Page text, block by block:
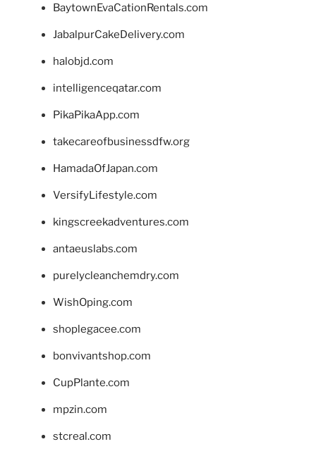
BaytownEvaCationRentals.com
JabalpurCakeDelivery.com
halobjd.com
intelligenceqatar.com
PikaPikaApp.com
takecareofbusinessdfw.org
HamadaOfJapan.com
VersifyLifestyle.com
kingscreekadventures.com
antaeuslabs.com
purelycleanchemdry.com
WishOping.com
shoplegacee.com
bonvivantshop.com
CupPlante.com
mpzin.com
stcreal.com